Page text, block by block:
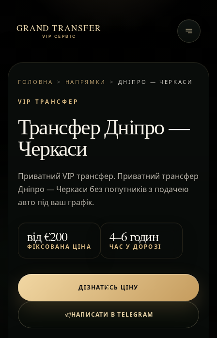
GRAND TRANSFER
VIP СЕРВІС
ГОЛОВНА > НАПРЯМКИ > ДНІПРО — ЧЕРКАСИ
VIP ТРАНСФЕР
Трансфер Дніпро —
Черкаси
Приватний VIP трансфер. Приватний трансфер
Дніпро — Черкаси без попутників з подачею
авто під ваш графік.
від€200
ФІКСОВАНА ЦІНА
4–6 годин
ЧАС У ДОРОЗІ
ДІЗНАТИСЬ ЦІНУ
НАПИСАТИ В TELEGRAM